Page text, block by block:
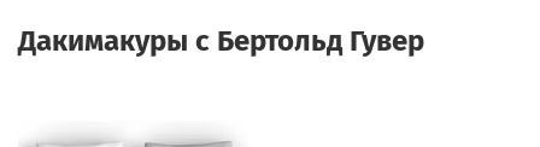
Дакимакуры с Бертольд Гувер